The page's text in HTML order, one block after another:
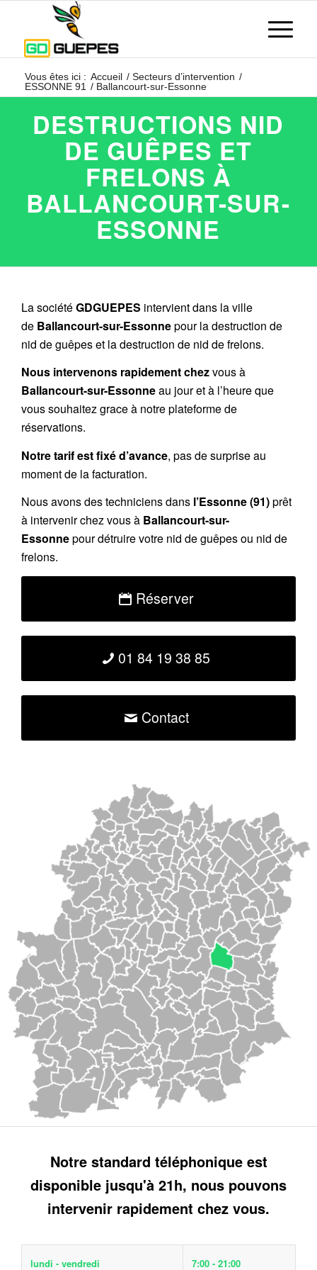
Vous êtes ici : Accueil / Secteurs d’intervention /
ESSONNE 91 / Ballancourt-sur-Essonne
DESTRUCTIONS NID
DE GUÊPES ET
FRELONS À
BALLANCOURT-SUR-
ESSONNE
La sociétéGDGUEPES intervient dans la ville
de Ballancourt-sur-Essonnepour la destruction de
nid de guêpes et la destruction de nid de frelons.
Nous intervenons rapidement chezvous à
Ballancourt-sur-Essonneau jour et à l’heure que
vous souhaitez grace à notre plateforme de
réservations.
Notre tarif est fixé d’avance, pas de surprise au
moment de la facturation.
Nous avons des techniciens dans l’Essonne (91)prêt
à intervenir chez vous à Ballancourt-sur-
Essonnepour détruire votre nid de guêpes ou nid de
frelons.
Réserver
01 84 19 38 85
Contact
Notre standard téléphonique est
disponible jusqu'à 21h, nous pouvons
intervenir rapidement chez vous.
lundi - vendredi 7:00 - 21:00